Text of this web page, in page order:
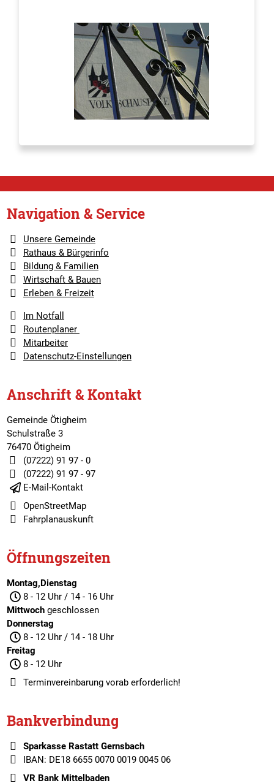
Navigation & Service
Unsere Gemeinde
Rathaus & Bürgerinfo
Bildung & Familien
Wirtschaft & Bauen
Erleben & Freizeit
Im Notfall
Routenplaner
Mitarbeiter
Datenschutz-Einstellungen
Anschrift & Kontakt
Gemeinde Ötigheim
Schulstraße 3
76470 Ötigheim
(07222) 91 97 - 0
(07222) 91 97 - 97
E-Mail-Kontakt
OpenStreetMap
Fahrplanauskunft
Öffnungszeiten
Montag,Dienstag
8 - 12 Uhr / 14 - 16 Uhr
Mittwochgeschlossen
Donnerstag
8 - 12 Uhr / 14 - 18 Uhr
Freitag
8 - 12 Uhr
Terminvereinbarungvorab erforderlich!
Bankverbindung
Sparkasse Rastatt Gernsbach
IBAN: DE18 6655 0070 0019 0045 06
VR Bank Mittelbaden